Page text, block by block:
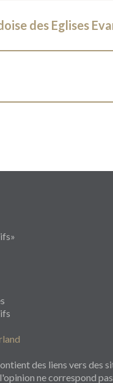
des Eglises
des liens vers des
ne correspond pas